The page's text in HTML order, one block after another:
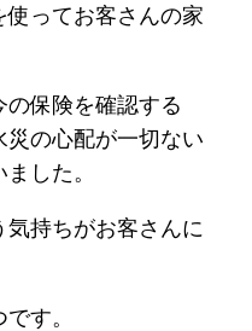
ってお客さんの家
保険を確認する
災の心配が一切ない
した。
持ちがお客さんに
す。